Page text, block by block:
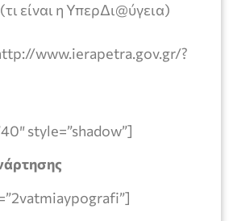
είναι η ΥπερΔι@ύγεια)
www.ierapetra.gov.gr/?
style=”shadow”]